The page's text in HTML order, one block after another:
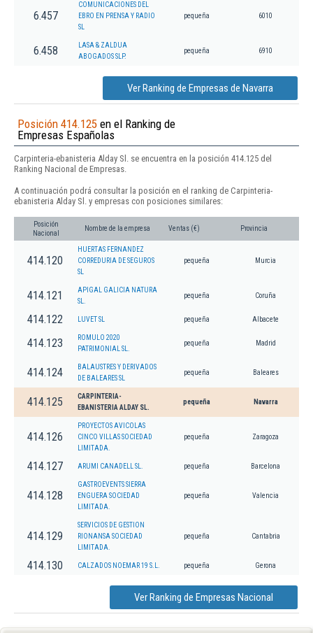
6.457
COMUNICACIONES DEL
EBRO EN PRENSA Y RADIO
SL
pequeña 6010
6.458
LASA & ZALDUA
ABOGADOS SLP.
pequeña 6910
Ver Ranking de Empresas de Navarra
Posición 414.125 en el Ranking de
Empresas Españolas
Carpinteria-ebanisteria Alday Sl. se encuentra en la posición 414.125 del
Ranking Nacional de Empresas.
A continuación podrá consultar la posición en el ranking de Carpinteria-
ebanisteria Alday Sl. y empresas con posiciones similares:
Posición
Nacional
Nombre de la empresa Ventas (€) Provincia
414.120
HUERTAS FERNANDEZ
CORREDURIA DE SEGUROS
SL
pequeña Murcia
414.121
APIGAL GALICIA NATURA
SL.
pequeña Coruña
414.122 LUVET SL pequeña Albacete
414.123
ROMULO 2020
PATRIMONIAL SL.
pequeña Madrid
414.124
BALAUSTRES Y DERIVADOS
DE BALEARES SL
pequeña Baleares
414.125
CARPINTERIA-
EBANISTERIA ALDAY SL.
pequeña Navarra
414.126
PROYECTOS AVICOLAS
CINCO VILLAS SOCIEDAD
LIMITADA.
pequeña Zaragoza
414.127 ARUMI CANADELL SL. pequeña Barcelona
414.128
GASTROEVENTS SIERRA
ENGUERA SOCIEDAD
LIMITADA.
pequeña Valencia
414.129
SERVICIOS DE GESTION
RIONANSA SOCIEDAD
LIMITADA.
pequeña Cantabria
414.130 CALZADOS NOEMAR 19 S.L. pequeña Gerona
Ver Ranking de Empresas Nacional